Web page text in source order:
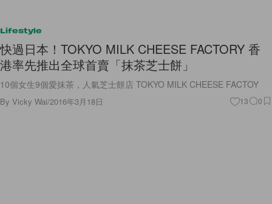
Lifestyle
快過日本！TOKYO MILK CHEESE FACTORY 香
港率先推出全球首賣「抹茶芝士餅」
10個女生9個愛抹茶，人氣芝士餅店 TOKYO MILK CHEESE FACTOY
By Vicky Wai/2016年3月18日 13 0